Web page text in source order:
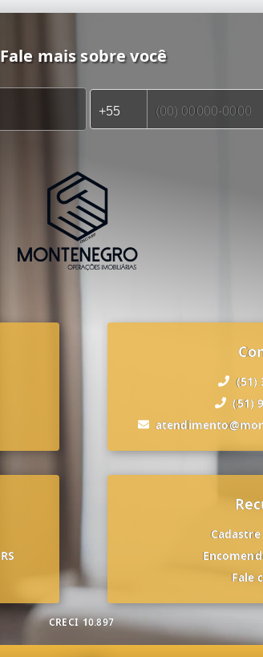
Fale mais sobre você
(51)
(51)
RS
Fale
CRECI 10.897